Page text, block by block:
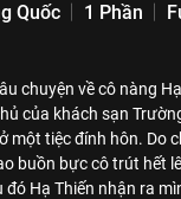
Quốc 1 Phần
chuyện về cô nàng
của khách sạn
một tiệc đính hôn. Do
buồn bực cô trút hết
đó Hạ Thiến nhận ra